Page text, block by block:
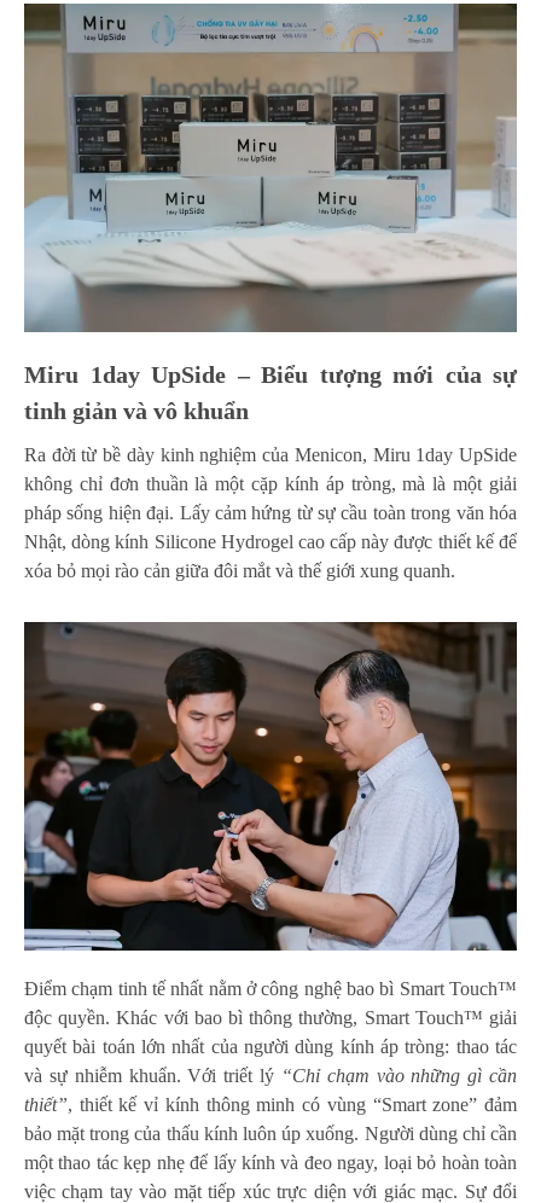
Miru 1day UpSide – Biểu tượng mới của sự
tinh giản và vô khuẩn
Ra đời từ bề dày kinh nghiệm của Menicon, Miru 1day UpSide
không chỉ đơn thuần là một cặp kính áp tròng, mà là một giải
pháp sống hiện đại. Lấy cảm hứng từ sự cầu toàn trong văn hóa
Nhật, dòng kính Silicone Hydrogel cao cấp này được thiết kế để
xóa bỏ mọi rào cản giữa đôi mắt và thế giới xung quanh.
Điểm chạm tinh tế nhất nằm ở công nghệ bao bì Smart Touch™
độc quyền. Khác với bao bì thông thường, Smart Touch™ giải
quyết bài toán lớn nhất của người dùng kính áp tròng: thao tác
và sự nhiễm khuẩn. Với triết lý “Chỉ chạm vào những gì cần
thiết”, thiết kế vỉ kính thông minh có vùng “Smart zone” đảm
bảo mặt trong của thấu kính luôn úp xuống. Người dùng chỉ cần
một thao tác kẹp nhẹ để lấy kính và đeo ngay, loại bỏ hoàn toàn
việc chạm tay vào mặt tiếp xúc trực diện với giác mạc. Sự đổi